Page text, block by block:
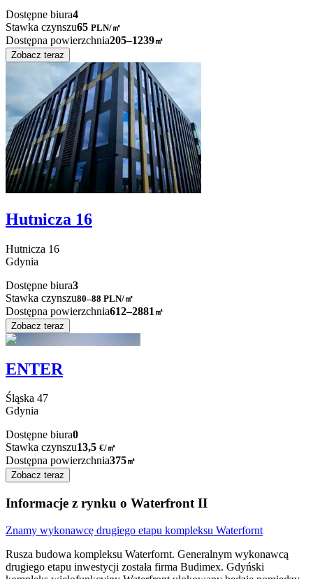
Dostępne biura4
Stawka czynszu65 PLN/㎡
Dostępna powierzchnia205–1239㎡
Zobacz teraz
Hutnicza 16
Hutnicza 16
Gdynia
Dostępne biura3
Stawka czynszu80–88 PLN/㎡
Dostępna powierzchnia612–2881 ㎡
Zobacz teraz
ENTER
Śląska 47
Gdynia
Dostępne biura0
Stawka czynszu13,5 €/㎡
Dostępna powierzchnia375㎡
Zobacz teraz
Informacje z rynku o Waterfront II
Znamy wykonawcę drugiego etapu kompleksu Waterfornt
Rusza budowa kompleksu Waterfornt. Generalnym wykonawcą
drugiego etapu inwestycji została firma Budimex. Gdyński